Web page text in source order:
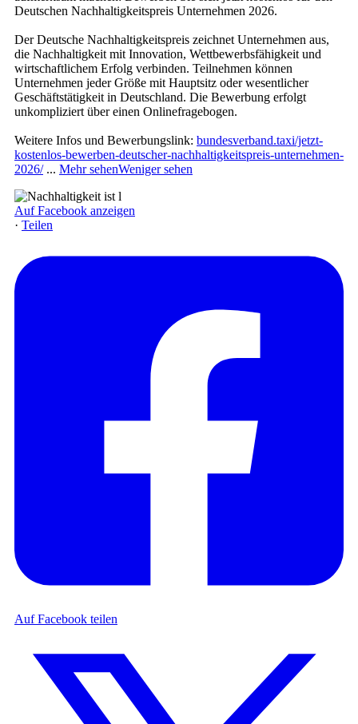
Deutschen Nachhaltigkeitspreis Unternehmen 2026.
Der Deutsche Nachhaltigkeitspreis zeichnet Unternehmen aus,
die Nachhaltigkeit mit Innovation, Wettbewerbsfähigkeit und
wirtschaftlichem Erfolg verbinden. Teilnehmen können
Unternehmen jeder Größe mit Hauptsitz oder wesentlicher
Geschäftstätigkeit in Deutschland. Die Bewerbung erfolgt
unkompliziert über einen Onlinefragebogen.
Weitere Infos und Bewerbungslink: bundesverband.taxi/jetzt-
kostenlos-bewerben-deutscher-nachhaltigkeitspreis-unternehmen-
2026/ ... Mehr sehenWeniger sehen
Auf Facebook anzeigen
· Teilen
Auf Facebook teilen